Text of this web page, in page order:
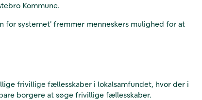
Kommune.
for systemet' fremmer menneskers mulighed for at
frivillige fællesskaber i lokalsamfundet, hvor der i
borgere at søge frivillige fællesskaber.